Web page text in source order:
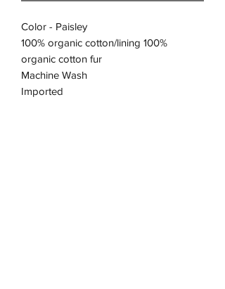
Color - Paisley
100% organic cotton/lining 100%
organic cotton fur
Machine Wash
Imported